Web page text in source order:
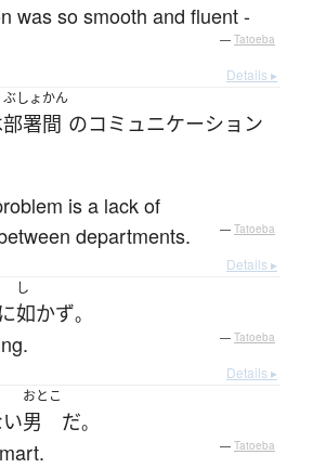
was so smooth and fluent -
— Tatoeba
Details ▸
ぶしょ
部署
かん
間 のコミュニケーション
is a lack of
departments.
— Tatoeba
Details ▸
に
し
如かず。
— Tatoeba
Details ▸
おとこ
男 だ。
— Tatoeba